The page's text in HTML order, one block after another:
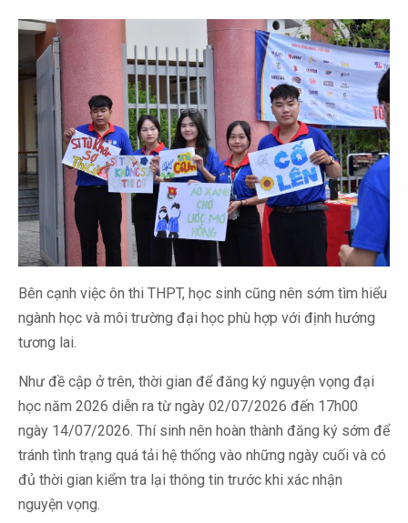
Bên cạnh việc ôn thi THPT, học sinh cũng nên sớm tìm hiểu
ngành học và môi trường đại học phù hợp với định hướng
tương lai.
Như đề cập ở trên, thời gian để đăng ký nguyện vọng đại
học năm 2026 diễn ra từ ngày 02/07/2026 đến 17h00
ngày 14/07/2026. Thí sinh nên hoàn thành đăng ký sớm để
tránh tình trạng quá tải hệ thống vào những ngày cuối và có
đủ thời gian kiểm tra lại thông tin trước khi xác nhận
nguyện vọng.